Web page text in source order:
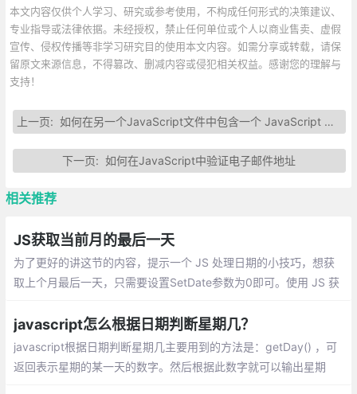
本文内容仅供个人学习、研究或参考使用，不构成任何形式的决策建议、
专业指导或法律依据。未经授权，禁止任何单位或个人以商业售卖、虚假
宣传、侵权传播等非学习研究目的使用本文内容。如需分享或转载，请保
留原文来源信息，不得篡改、删减内容或侵犯相关权益。感谢您的理解与
支持！
上一页:如何在另一个JavaScript文件中包含一个 JavaScript 文件？
下一页:如何在JavaScript中验证电子邮件地址
相关推荐
JS获取当前月的最后一天
为了更好的讲这节的内容，提示一个 JS 处理日期的小技巧，想获
取上个月最后一天，只需要设置SetDate参数为0即可。使用 JS 获
javascript怎么根据日期判断星期几？
javascript根据日期判断星期几主要用到的方法是：getDay() ，可
返回表示星期的某一天的数字。然后根据此数字就可以输出星期